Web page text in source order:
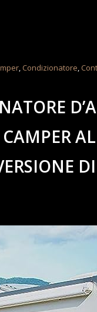
, Condizionatore,